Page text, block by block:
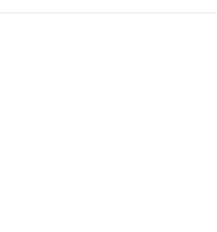
の民族を地上から消し去るだろ
を妨げ、神の言葉に逆い。計画
に従って新しい歌を歌おう』より